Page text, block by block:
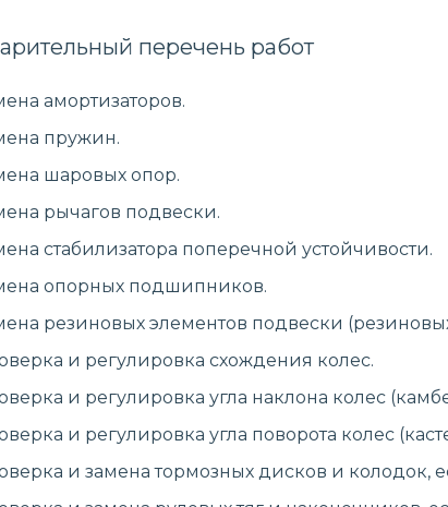
перечень работ
амортизаторов.
пружин.
шаровых опор.
рычагов подвески.
стабилизатора поперечной устойчивости.
опорных подшипников.
резиновых элементов подвески
и регулировка схождения колес.
и регулировка угла наклона колес
и регулировка угла поворота колес
и замена тормозных дисков и колодок,